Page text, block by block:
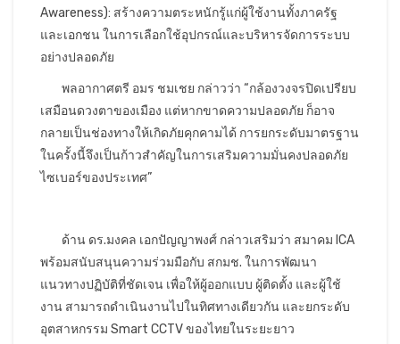
Awareness): สร้างความตระหนักรู้แก่ผู้ใช้งานทั้งภาครัฐ
และเอกชน ในการเลือกใช้อุปกรณ์และบริหารจัดการระบบ
อย่างปลอดภัย
พลอากาศตรี อมร ชมเชย กล่าวว่า “กล้องวงจรปิดเปรียบ
เสมือนดวงตาของเมือง แต่หากขาดความปลอดภัย ก็อาจ
กลายเป็นช่องทางให้เกิดภัยคุกคามได้ การยกระดับมาตรฐาน
ในครั้งนี้จึงเป็นก้าวสำคัญในการเสริมความมั่นคงปลอดภัย
ไซเบอร์ของประเทศ”
ด้าน ดร.มงคล เอกปัญญาพงศ์ กล่าวเสริมว่า สมาคม ICA
พร้อมสนับสนุนความร่วมมือกับ สกมช. ในการพัฒนา
แนวทางปฏิบัติที่ชัดเจน เพื่อให้ผู้ออกแบบ ผู้ติดตั้ง และผู้ใช้
งาน สามารถดำเนินงานไปในทิศทางเดียวกัน และยกระดับ
อุตสาหกรรม Smart CCTV ของไทยในระยะยาว